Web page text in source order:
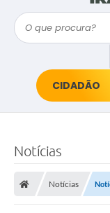
O que procura?
CIDADÃO
Notícias
Notícias